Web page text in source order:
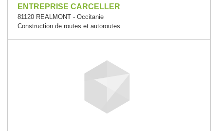
ENTREPRISE CARCELLER
81120 REALMONT - Occitanie
Construction de routes et autoroutes